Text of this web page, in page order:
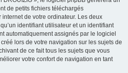
de petits fichiers téléchargés
de votre ordinateur. Les deux
identifiant utilisateur et un identifiant
automatiquement assignés par le logiciel
lors de votre navigation sur les sujets de
de ce fait tous les sujets que vous
votre confort de navigation en tant